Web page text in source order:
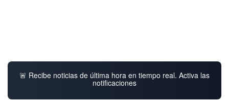
🚨 Recibe noticias de última hora en tiempo real. Activa las
notificaciones